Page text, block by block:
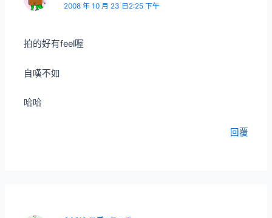
2008 年 10 月 23 日2:25 下午
拍的好有feel喔
自嘆不如
哈哈
回覆